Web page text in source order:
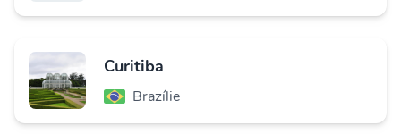
Curitiba
Brazílie